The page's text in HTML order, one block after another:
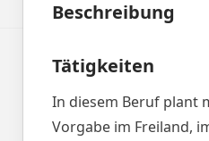
Beschreibung
Tätigkeiten
In diesem Beruf plant
Vorgabe im Freiland,